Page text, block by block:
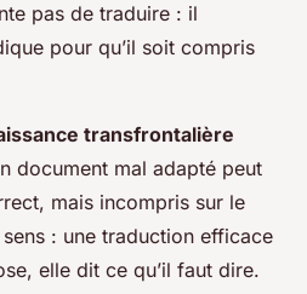
pas de traduire : il
pour qu’il soit compris
transfrontalière
document mal adapté peut
mais incompris sur le
: une traduction efficace
elle dit ce qu’il faut dire.